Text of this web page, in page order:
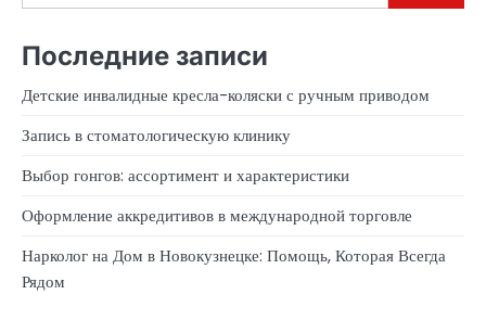
Последние записи
Детские инвалидные кресла-коляски с ручным приводом
Запись в стоматологическую клинику
Выбор гонгов: ассортимент и характеристики
Оформление аккредитивов в международной торговле
Нарколог на Дом в Новокузнецке: Помощь, Которая Всегда
Рядом